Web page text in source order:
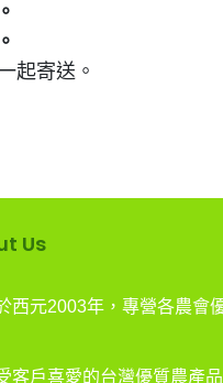
起寄送。
Us
西元2003年，專營各農會
客戶喜愛的台灣優質農產